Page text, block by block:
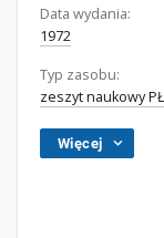
Data wydania:
1972
Typ zasobu:
zeszyt naukowy PŁ
Więcej